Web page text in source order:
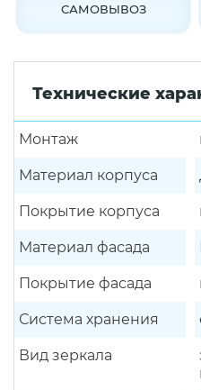
САМОВЫВОЗ
Технические
Монтаж
Материал корпуса
Покрытие корпуса
Материал фасада
Покрытие фасада
Система хранения
Вид зеркала